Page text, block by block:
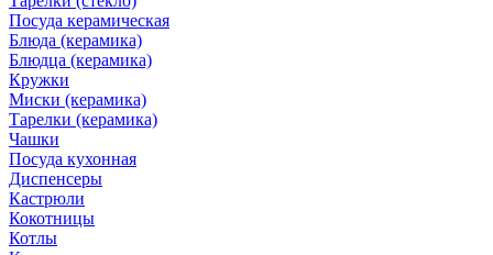
Посуда керамическая
Блюда (керамика)
Блюдца (керамика)
Кружки
Миски (керамика)
Тарелки (керамика)
Чашки
Посуда кухонная
Диспенсеры
Кастрюли
Кокотницы
Котлы